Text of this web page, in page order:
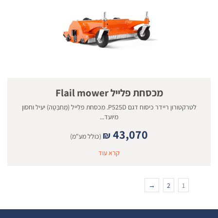
מכסחת פלייל Flail mower
לטרקטורון ריידר כיסוח דגם P525D. מכסחת פלייל (מַחבֵּטָה) יעיל וחסון
מיועד...
₪43,070
(כולל מע"מ)
קרא עוד
1
2
→